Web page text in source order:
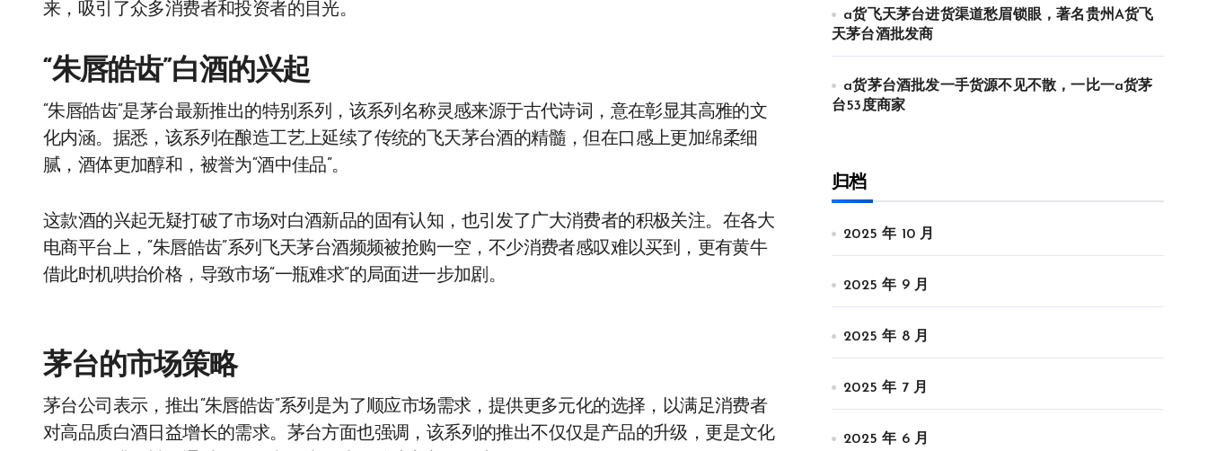
来，吸引了众多消费者和投资者的目光。
“朱唇皓齿”白酒的兴起
“朱唇皓齿”是茅台最新推出的特别系列，该系列名称灵感来源于古代诗词，意在彰显其高雅的文
化内涵。据悉，该系列在酿造工艺上延续了传统的飞天茅台酒的精髓，但在口感上更加绵柔细
腻，酒体更加醇和，被誉为“酒中佳品”。
这款酒的兴起无疑打破了市场对白酒新品的固有认知，也引发了广大消费者的积极关注。在各大
电商平台上，“朱唇皓齿”系列飞天茅台酒频频被抢购一空，不少消费者感叹难以买到，更有黄牛
借此时机哄抬价格，导致市场“一瓶难求”的局面进一步加剧。
茅台的市场策略
茅台公司表示，推出“朱唇皓齿”系列是为了顺应市场需求，提供更多元化的选择，以满足消费者
对高品质白酒日益增长的需求。茅台方面也强调，该系列的推出不仅仅是产品的升级，更是文化
a货飞天茅台进货渠道愁眉锁眼，著名贵州A货飞
天茅台酒批发商
a货茅台酒批发一手货源不见不散，一比一a货茅
台53度商家
归档
2025 年 10 月
2025 年 9 月
2025 年 8 月
2025 年 7 月
2025 年 6 月